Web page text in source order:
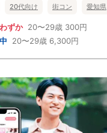
20代向け 街コン 愛知県
ずか 20〜29歳 300円
20〜29歳 6,300円